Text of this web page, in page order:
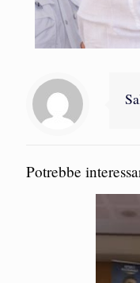
Potrebbe